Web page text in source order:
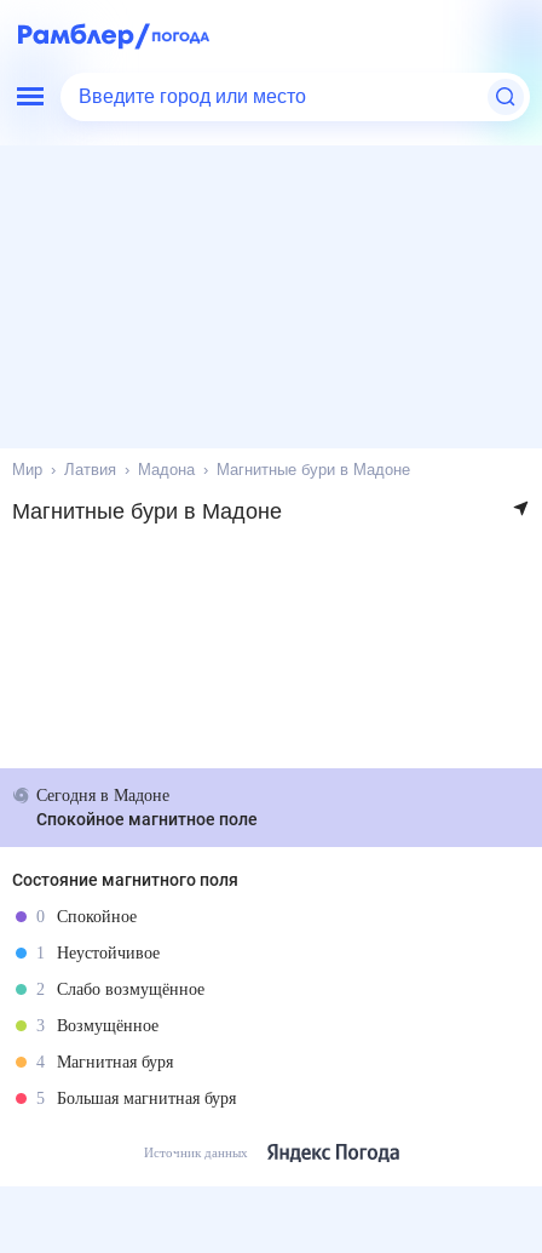
Введите город или место
Мир Латвия Мадона Магнитные бури в Мадоне
Магнитные бури в Мадоне
Сегодняв Мадоне
Спокойное магнитное поле
Состояние магнитного поля
0
Спокойное
1
Неустойчивое
2
Слабо возмущённое
3
Возмущённое
4
Магнитная буря
5
Большая магнитная буря
Источник данных